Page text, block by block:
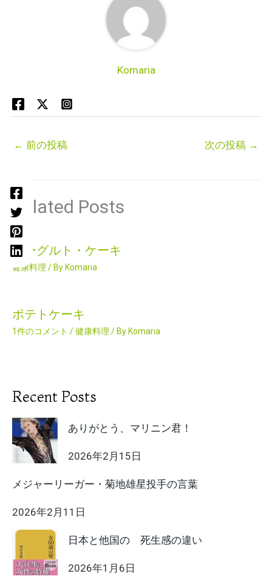
Komaria
← 前の投稿 次の投稿 →
Related Posts
ヨーグルト・ケーキ
健康料理 / By Komaria
ポテトケーキ
1件のコメント /健康料理 / By Komaria
Recent Posts
ありがとう、マリニン君！
2026年2月15日
メジャーリーガー・菊地雄星投手の言葉
2026年2月11日
日本と他国の 死生感の違い
2026年1月6日